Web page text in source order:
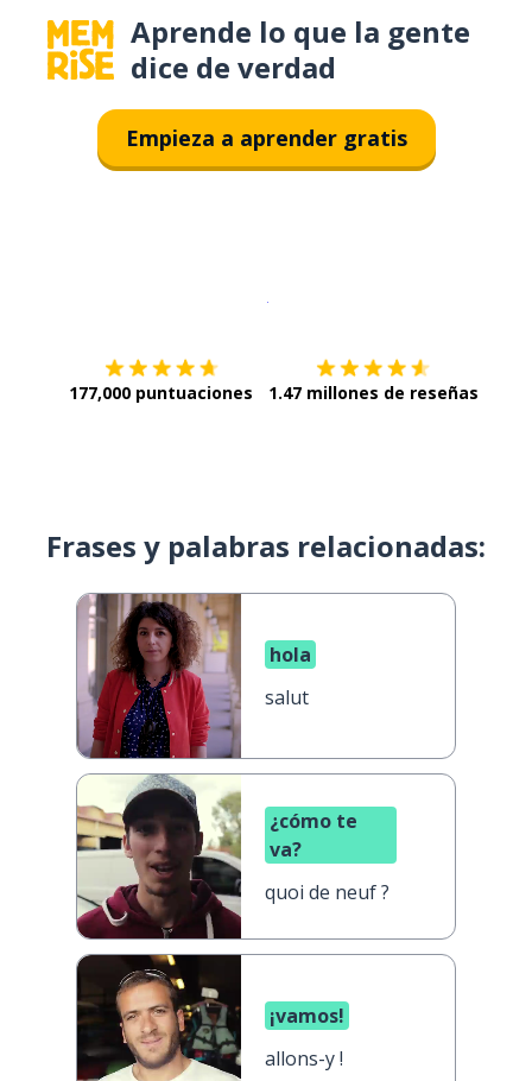
Aprende lo que la gente
dice de verdad
Empieza a aprender gratis
177,000 puntuaciones 1.47 millones de reseñas
Frases y palabras relacionadas:
hola
salut
¿cómo te
va?
quoi de neuf ?
¡vamos!
allons-y !